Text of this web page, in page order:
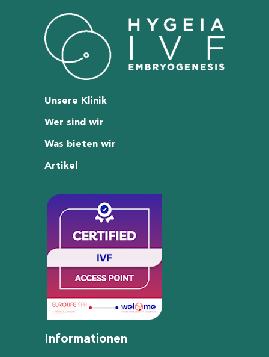
Unsere Klinik
Wer sind wir
Was bieten wir
Artikel
Informationen